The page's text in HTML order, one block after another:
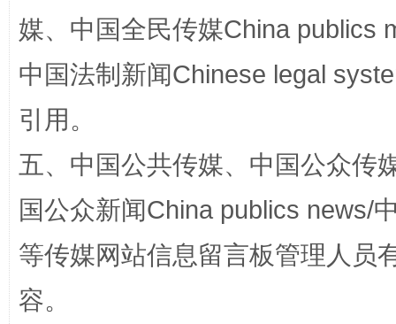
扯下公款旅游的“隐身衣” 如何以
媒、中国全民传媒China publics
中国法制新闻Chinese legal
引用。
五、中国公共传媒、中国公众传
国公众新闻China publics news/
等传媒网站信息留言板管理人员
容。